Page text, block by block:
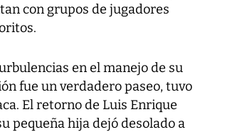
con grupos de jugadores
en el manejo de su
fue un verdadero paseo, tuvo
El retorno de Luis Enrique
pequeña hija dejó desolado a